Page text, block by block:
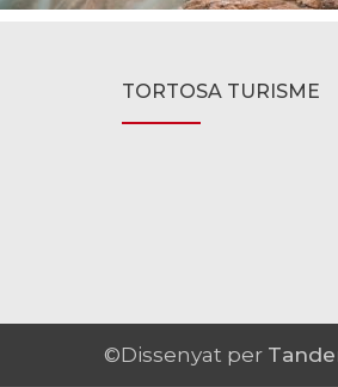
TORTOSA TURISME
©Dissenyat per